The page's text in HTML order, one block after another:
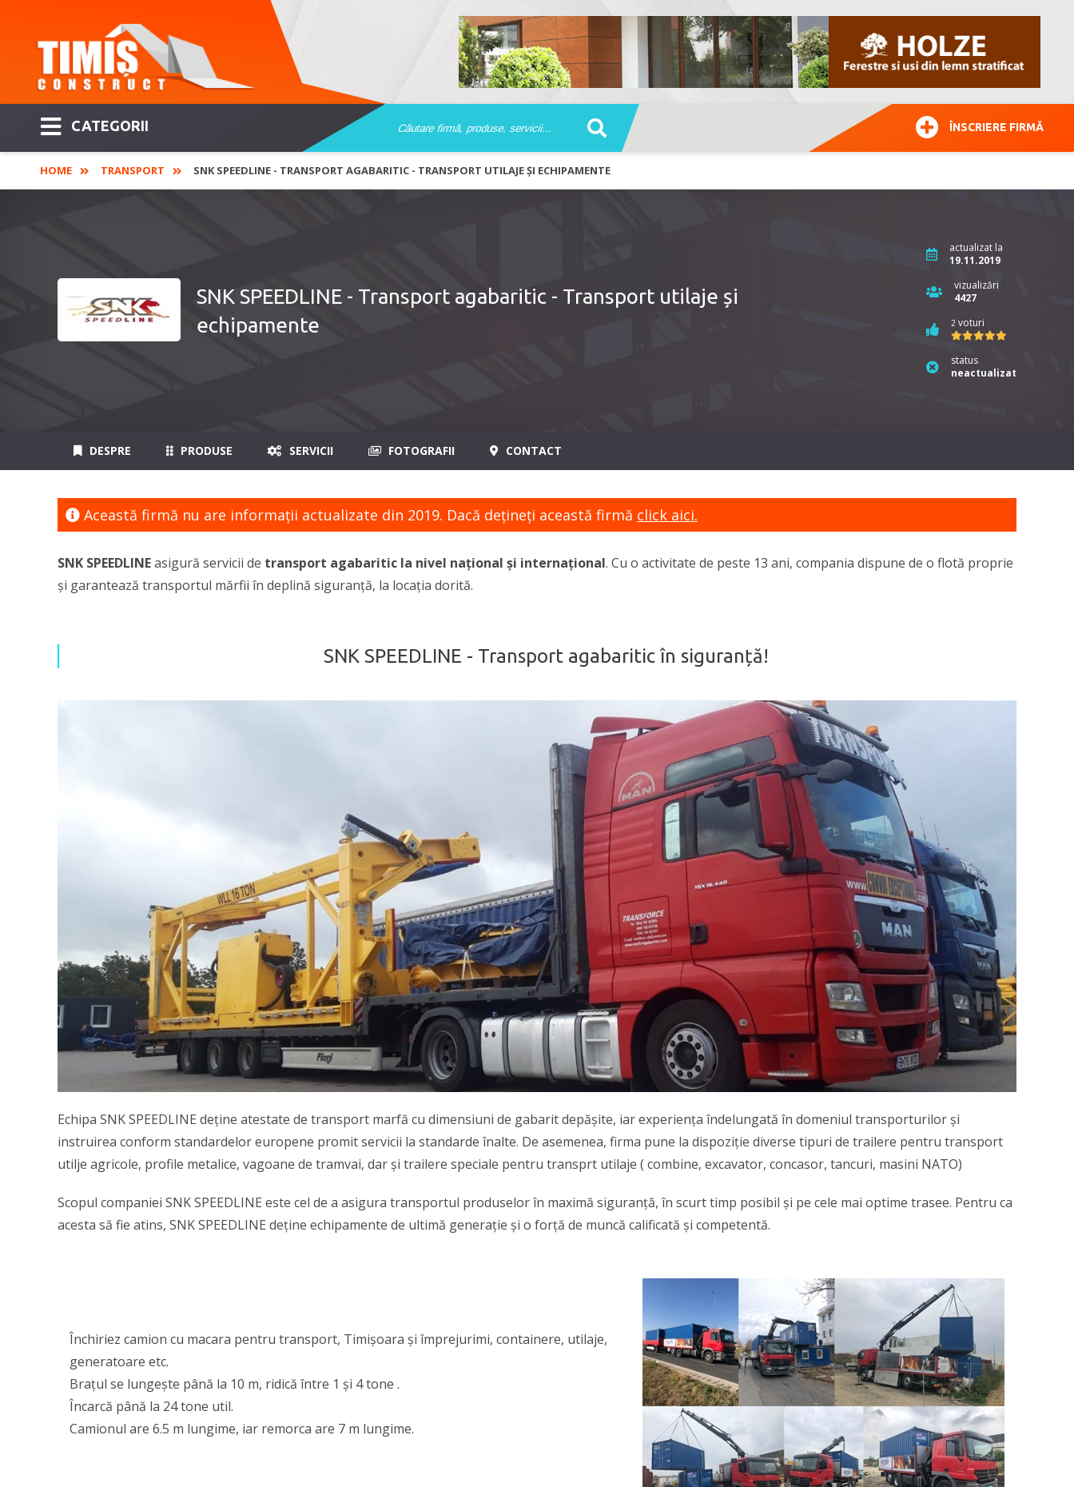
CATEGORII ÎNSCRIERE FIRMĂ
HOME TRANSPORT SNK SPEEDLINE - TRANSPORT AGABARITIC - TRANSPORT UTILAJE ȘI ECHIPAMENTE
SNK SPEEDLINE - Transport agabaritic - Transport utilaje și
echipamente
actualizat la
19.11.2019
vizualizări
4427
2 voturi
status
neactualizat
DESPRE PRODUSE SERVICII FOTOGRAFII CONTACT
Această firmă nu are informaţii actualizate din 2019. Dacă dețineți această firmă click aici.
SNK SPEEDLINEasigură servicii de transport agabaritic la nivel național și internațional. Cu o activitate de peste 13 ani, compania dispune de o flotă proprie
și garantează transportul mărfii în deplină siguranță, la locația dorită.
SNK SPEEDLINE - Transport agabaritic în siguranță!
Echipa SNK SPEEDLINE deține atestate de transport marfă cu dimensiuni de gabarit depășite, iar experiența îndelungată în domeniul transporturilor și
instruirea conform standardelor europene promit servicii la standarde înalte. De asemenea, firma pune la dispoziție diverse tipuri de trailere pentru transport
utilje agricole, profile metalice, vagoane de tramvai, dar și trailere speciale pentru transprt utilaje ( combine, excavator, concasor, tancuri, masini NATO)
Scopul companiei SNK SPEEDLINE este cel de a asigura transportul produselor în maximă siguranță, în scurt timp posibil și pe cele mai optime trasee. Pentru ca
acesta să fie atins, SNK SPEEDLINE deține echipamente de ultimă generație și o forță de muncă calificată și competentă.
Închiriez camion cu macara pentru transport, Timişoara şi împrejurimi, containere, utilaje,
generatoare etc.
Braţul se lungeşte până la 10 m, ridică între 1 şi 4 tone .
Încarcă până la 24 tone util.
Camionul are 6.5 m lungime, iar remorca are 7 m lungime.